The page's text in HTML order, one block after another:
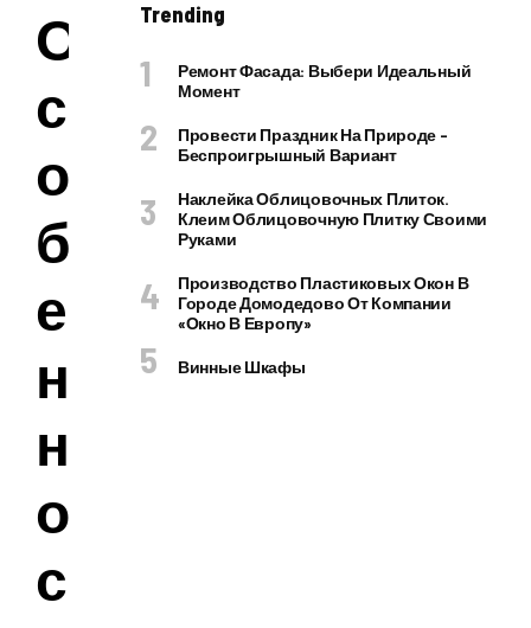
О
с
о
б
е
н
н
о
с
Trending
Ремонт Фасада: Выбери Идеальный
Момент
Провести Праздник На Природе –
Беспроигрышный Вариант
Наклейка Облицовочных Плиток.
Клеим Облицовочную Плитку Своими
Руками
Производство Пластиковых Окон В
Городе Домодедово От Компании
«Окно В Европу»
Винные Шкафы